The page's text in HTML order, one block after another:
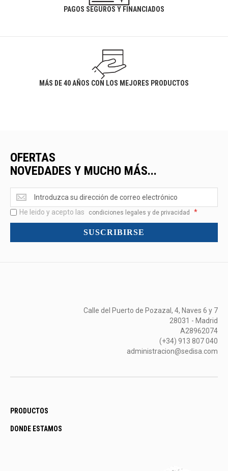
PAGOS SEGUROS Y FINANCIADOS
MÁS DE 40 AÑOS CON LOS MEJORES PRODUCTOS
OFERTAS
NOVEDADES Y MUCHO MÁS...
Ofertas
<br>Novedades
y
mucho
He leido y acepto las condiciones legales y de privacidad *
SUSCRIBIRSE
Calle del Puerto de Pozazal, 4, Naves 6 y 7
28031 - Madrid
A28962074
(+34) 913 807 040
administracion@sedisa.com
PRODUCTOS
DONDE ESTAMOS